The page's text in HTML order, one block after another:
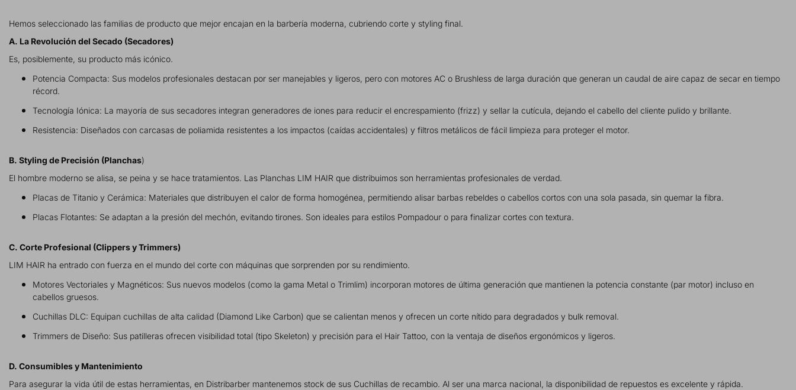
Hemos seleccionado las familias de producto que mejor encajan en la barbería moderna, cubriendo corte y styling final.
A. La Revolución del Secado (Secadores)
Es, posiblemente, su producto más icónico.
Potencia Compacta: Sus modelos profesionales destacan por ser manejables y ligeros, pero con motores AC o Brushless de larga duración que generan un caudal de aire capaz de secar en tiempo
récord.
Tecnología Iónica: La mayoría de sus secadores integran generadores de iones para reducir el encrespamiento (frizz) y sellar la cutícula, dejando el cabello del cliente pulido y brillante.
Resistencia: Diseñados con carcasas de poliamida resistentes a los impactos (caídas accidentales) y filtros metálicos de fácil limpieza para proteger el motor.
B. Styling de Precisión (Planchas)
El hombre moderno se alisa, se peina y se hace tratamientos. Las Planchas LIM HAIR que distribuimos son herramientas profesionales de verdad.
Placas de Titanio y Cerámica: Materiales que distribuyen el calor de forma homogénea, permitiendo alisar barbas rebeldes o cabellos cortos con una sola pasada, sin quemar la fibra.
Placas Flotantes: Se adaptan a la presión del mechón, evitando tirones. Son ideales para estilos Pompadour o para finalizar cortes con textura.
C. Corte Profesional (Clippers y Trimmers)
LIM HAIR ha entrado con fuerza en el mundo del corte con máquinas que sorprenden por su rendimiento.
Motores Vectoriales y Magnéticos: Sus nuevos modelos (como la gama Metal o Trimlim) incorporan motores de última generación que mantienen la potencia constante (par motor) incluso en
cabellos gruesos.
Cuchillas DLC: Equipan cuchillas de alta calidad (Diamond Like Carbon) que se calientan menos y ofrecen un corte nítido para degradados y bulk removal.
Trimmers de Diseño: Sus patilleras ofrecen visibilidad total (tipo Skeleton) y precisión para el Hair Tattoo, con la ventaja de diseños ergonómicos y ligeros.
D. Consumibles y Mantenimiento
Para asegurar la vida útil de estas herramientas, en Distribarber mantenemos stock de sus Cuchillas de recambio. Al ser una marca nacional, la disponibilidad de repuestos es excelente y rápida.